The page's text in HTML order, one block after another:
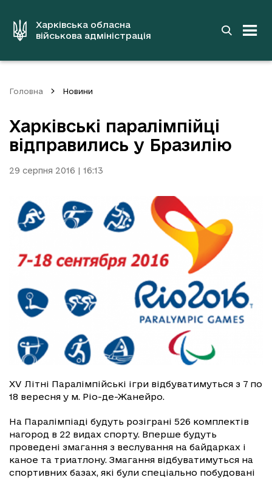
вмістуХарківська обласна
військова адміністрація
Головна Новини
Харківські паралімпійці
відправились у Бразилію
29 серпня 2016 | 16:13
XV Літні Паралімпійські ігри відбуватимуться з 7 по
18 вересня у м. Ріо-де-Жанейро.
На Паралімпіаді будуть розіграні 526 комплектів
нагород в 22 видах спорту. Вперше будуть
проведені змагання з веслування на байдарках і
каное та триатлону. Змагання відбуватимуться на
спортивних базах, які були спеціально побудовані